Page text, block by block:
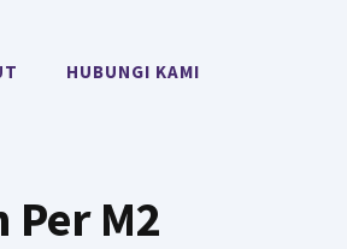
HUBUNGI KAMI
M2